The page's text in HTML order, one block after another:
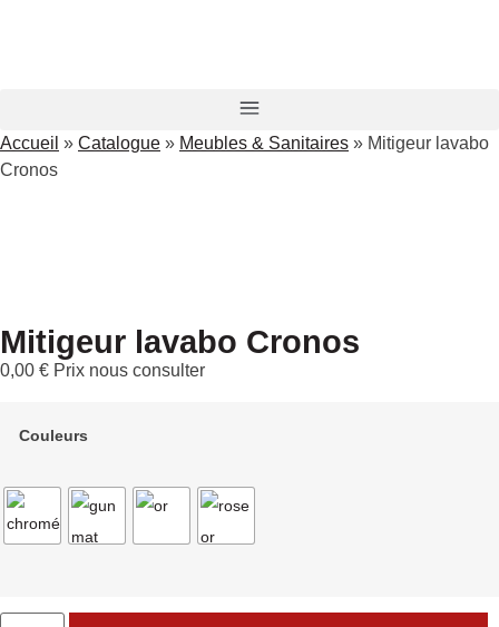
Accueil » Catalogue » Meubles & Sanitaires » Mitigeur lavabo
Cronos
Mitigeur lavabo Cronos
0,00 € Prix nous consulter
Couleurs